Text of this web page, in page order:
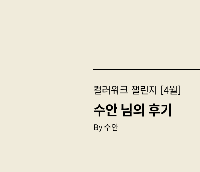
컬러워크 챌린지 [4월]
수안 님의 후기
수안